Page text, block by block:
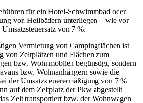
für ein Hotel-Schwimmbad oder
von Heilbädern unterliegen – wie vor
von 7 %.
Vermietung von Camping­flächen ist
von Zeltplätzen und Flächen zum
bzw. Wohnmobilen begünstigt, sondern
bzw. Wohnanhängern sowie die
der Umsatzsteuerermäßigung von 7 %
auf dem Zeltplatz der Pkw abgestellt
Zelt transportiert bzw. der Wohnwagen